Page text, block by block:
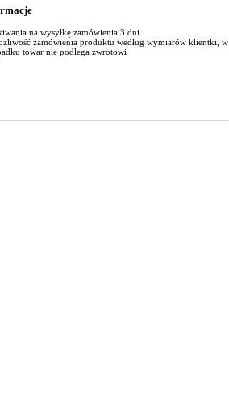
na wysyłkę zamówienia 3 dni
zamówienia produktu według wymiarów klientki, w
towar nie podlega zwrotowi